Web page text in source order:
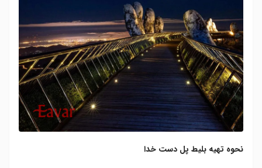
نحوه تهیه بلیط پل دست خدا